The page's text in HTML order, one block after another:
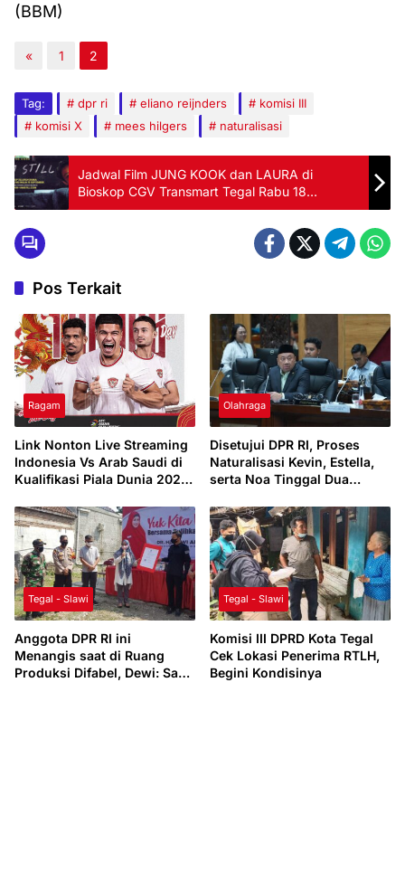
(BBM)
« 1 2
Tag: dpr ri eliano reijnders
komisi III
komisi X
mees hilgers naturalisasi
Jadwal Film JUNG KOOK dan LAURA di
Bioskop CGV Transmart Tegal Rabu 18
September 2024
Pos Terkait
Ragam
Link Nonton Live Streaming
Indonesia Vs Arab Saudi di
Kualifikasi Piala Dunia 2026
Olahraga
Disetujui DPR RI, Proses
Naturalisasi Kevin, Estella,
serta Noa Tinggal Dua
Tegal - Slawi
Anggota DPR RI ini
Menangis saat di Ruang
Produksi Difabel, Dewi: Saya
Tegal - Slawi
Komisi III DPRD Kota Tegal
Cek Lokasi Penerima RTLH,
Begini Kondisinya